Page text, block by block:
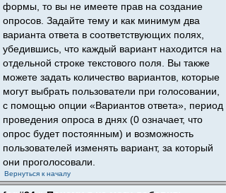
формы, то вы не имеете прав на создание
опросов. Задайте тему и как минимум два
варианта ответа в соответствующих полях,
убедившись, что каждый вариант находится на
отдельной строке текстового поля. Вы также
можете задать количество вариантов, которые
могут выбрать пользователи при голосовании,
с помощью опции «Вариантов ответа», период
проведения опроса в днях (0 означает, что
опрос будет постоянным) и возможность
пользователей изменять вариант, за который
они проголосовали.
Вернуться к началу